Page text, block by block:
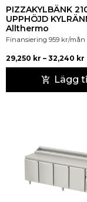
PIZZAKYLBÄNK
UPPHÖJD
Allthermo
Finansiering 959 kr/mån
29,250 kr – 32,240 kr
Lägg